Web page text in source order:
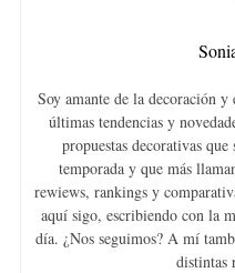
Soy amante de la decoración
últimas tendencias y
propuestas decorativas
temporada y que más
rewiews, rankings y
aquí sigo, escribiendo con la
día. ¿Nos seguimos? A mí
distintas